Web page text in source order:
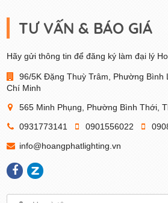
TƯ VẤN & BÁO GIÁ
Hãy gửi thông tin để đăng ký làm đại lý
96/5K Đặng Thuỳ Trâm, Phường Bình
Chí Minh
565 Minh Phụng, Phường Bình Thới,
0931773141
0901556022
info@hoangphatlighting.vn